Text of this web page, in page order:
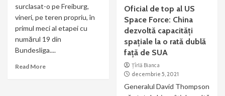
surclasat-o pe Freiburg,
vineri, pe teren propriu, în
primul meci al etapei cu
numărul 19 din
Bundesliga....
Read More
Oficial de top al US
Space Force: China
dezvoltă capacități
spațiale la o rată dublă
față de SUA
Țîrlă Bianca
decembrie 5, 2021
Generalul David Thompson